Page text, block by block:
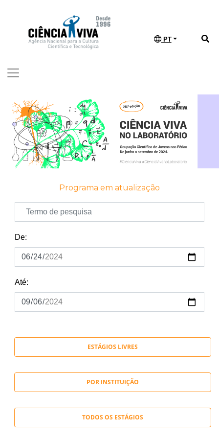
PT
Programa em atualização
De:
Até:
ESTÁGIOS LIVRES
POR INSTITUIÇÃO
TODOS OS ESTÁGIOS